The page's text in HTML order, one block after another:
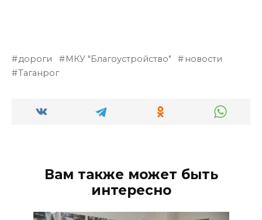
дороги МКУ "Благоустройство"
новости
Таганрог
Вам также может быть
интересно